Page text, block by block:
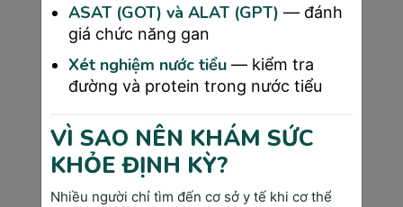
ASAT (GOT) và ALAT (GPT) — đánh
giá chức năng gan
Xét nghiệm nước tiểu— kiểm tra
đường và protein trong nước tiểu
VÌ SAO NÊN KHÁM SỨC
KHỎE ĐỊNH KỲ?
Nhiều người chỉ tìm đến cơ sở y tế khi cơ thể